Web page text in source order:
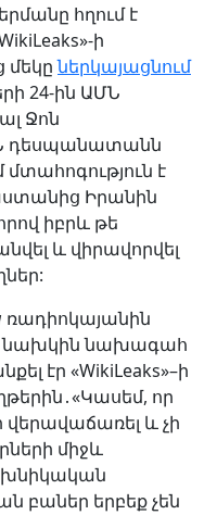
հղում է
ի
մեկըներկայացնում
24-ին ԱՄՆ
Ջոն
դեսպանատանն
մտահոգություն է
Իրանին
իբրև թե
և վիրավորվել
ռադիոկայանին
նախագահ
էր «WikiLeaks»–ի
որ
և չի
միջև
բաներ երբեք չեն